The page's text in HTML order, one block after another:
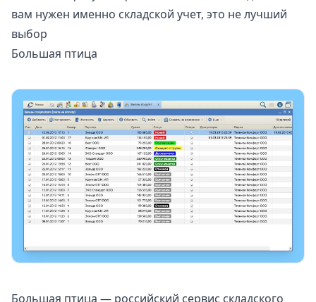
вам нужен именно складской учет, это не лучший
выбор
Большая птица
Большая птица — российский сервис складского